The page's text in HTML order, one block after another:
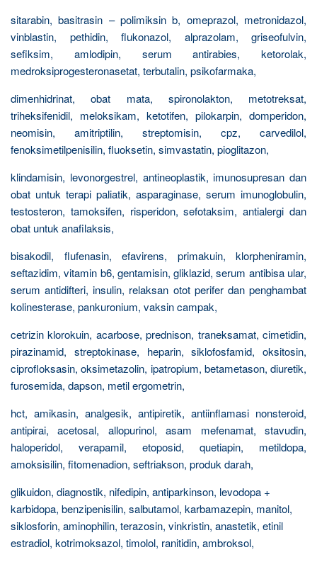
sitarabin, basitrasin – polimiksin b, omeprazol, metronidazol,
vinblastin, pethidin, flukonazol, alprazolam, griseofulvin,
sefiksim, amlodipin, serum antirabies, ketorolak,
medroksiprogesteronasetat, terbutalin, psikofarmaka,
dimenhidrinat, obat mata, spironolakton, metotreksat,
triheksifenidil, meloksikam, ketotifen, pilokarpin, domperidon,
neomisin, amitriptilin, streptomisin, cpz, carvedilol,
fenoksimetilpenisilin, fluoksetin, simvastatin, pioglitazon,
klindamisin, levonorgestrel, antineoplastik, imunosupresan dan
obat untuk terapi paliatik, asparaginase, serum imunoglobulin,
testosteron, tamoksifen, risperidon, sefotaksim, antialergi dan
obat untuk anafilaksis,
bisakodil, flufenasin, efavirens, primakuin, klorpheniramin,
seftazidim, vitamin b6, gentamisin, gliklazid, serum antibisa ular,
serum antidifteri, insulin, relaksan otot perifer dan penghambat
kolinesterase, pankuronium, vaksin campak,
cetrizin klorokuin, acarbose, prednison, traneksamat, cimetidin,
pirazinamid, streptokinase, heparin, siklofosfamid, oksitosin,
ciprofloksasin, oksimetazolin, ipatropium, betametason, diuretik,
furosemida, dapson, metil ergometrin,
hct, amikasin, analgesik, antipiretik, antiinflamasi nonsteroid,
antipirai, acetosal, allopurinol, asam mefenamat, stavudin,
haloperidol, verapamil, etoposid, quetiapin, metildopa,
amoksisilin, fitomenadion, seftriakson, produk darah,
glikuidon, diagnostik, nifedipin, antiparkinson, levodopa +
karbidopa, benzipenisilin, salbutamol, karbamazepin, manitol,
siklosforin, aminophilin, terazosin, vinkristin, anastetik, etinil
estradiol, kotrimoksazol, timolol, ranitidin, ambroksol,